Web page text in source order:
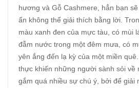
hương và Gỗ Cashmere, hẳn bạn
ẩn không thể giải thích bằng lời.
màu xanh đen của mực tàu, có mùi
đẫm nước trong một đêm mưa, có
yên ắng đến lạ kỳ của một miền quê.
thực khiến những người sành sỏi về
gắm quá nhiều sự chú ý, bởi để giải